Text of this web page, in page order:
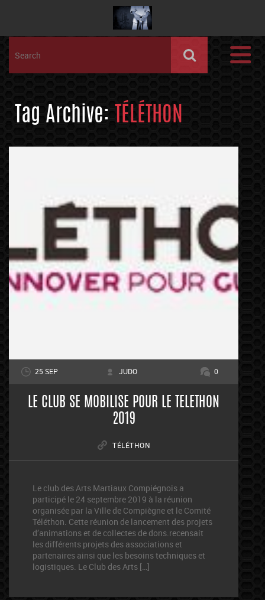
Tag Archive: TÉLÉTHON
25 SEP JUDO 0
LE CLUB SE MOBILISE POUR LE TELETHON
2019
TÉLÉTHON
Le club des Arts Martiaux Compiégnois a
participé le 24 septembre 2019 à la réunion
organisée par la Ville de Compiègne et le Comité
Téléthon. Cette réunion de lancement des projets
d’animations et de collectes de dons.recensait
les différents projets des associations et
partenaires ainsi que les besoins techniques et
logistiques. Le Club des Arts […]